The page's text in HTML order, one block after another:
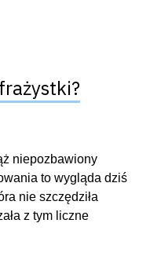
niepozbawiony
to wygląda dziś
nie szczędziła
z tym liczne